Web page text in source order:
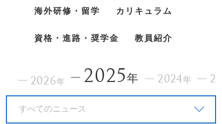
海外研修・留学 カリキュラム
資格・進路・奨学金 教員紹介
2026年 2025年 2024年
すべてのニュース